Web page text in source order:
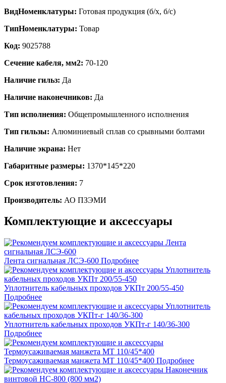
ВидНоменклатуры: Готовая продукция (б/х, б/с)
ТипНоменклатуры: Товар
Код: 9025788
Сечение кабеля, мм2: 70-120
Наличие гильз: Да
Наличие наконечников: Да
Тип исполнения: Общепромышленного исполнения
Тип гильзы: Алюминиевый сплав со срывными болтами
Наличие экрана: Нет
Габаритные размеры: 1370*145*220
Срок изготовления: 7
Производитель: АО ПЗЭМИ
Комплектующие и аксессуары
Лента сигнальная ЛСЭ-600 Подробнее
Уплотнитель кабельных проходов УКПт 200/55-450
Подробнее
Уплотнитель кабельных проходов УКПт-г 140/36-300
Подробнее
Термоусаживаемая манжета МТ 110/45*400 Подробнее